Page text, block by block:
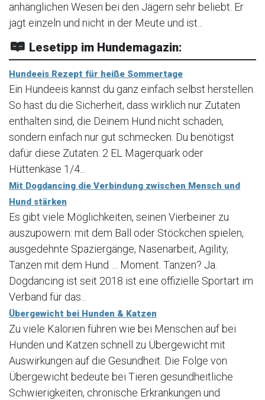
anhänglichen Wesen bei den Jägern sehr beliebt. Er
jagt einzeln und nicht in der Meute und ist...
Lesetipp im Hundemagazin:
Hundeeis Rezept für heiße Sommertage
Ein Hundeeis kannst du ganz einfach selbst herstellen.
So hast du die Sicherheit, dass wirklich nur Zutaten
enthalten sind, die Deinem Hund nicht schaden,
sondern einfach nur gut schmecken. Du benötigst
dafür diese Zutaten: 2 EL Magerquark oder
Hüttenkäse 1/4...
Mit Dogdancing die Verbindung zwischen Mensch und
Hund stärken
Es gibt viele Möglichkeiten, seinen Vierbeiner zu
auszupowern: mit dem Ball oder Stöckchen spielen,
ausgedehnte Spaziergänge, Nasenarbeit, Agility,
Tanzen mit dem Hund … Moment. Tanzen? Ja.
Dogdancing ist seit 2018 ist eine offizielle Sportart im
Verband für das...
Übergewicht bei Hunden & Katzen
Zu viele Kalorien führen wie bei Menschen auf bei
Hunden und Katzen schnell zu Übergewicht mit
Auswirkungen auf die Gesundheit. Die Folge von
Übergewicht bedeute bei Tieren gesundheitliche
Schwierigkeiten, chronische Erkrankungen und